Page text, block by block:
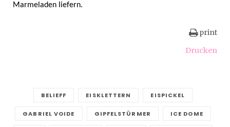
Marmeladen liefern.
print
Drucken
BELIEFF EISKLETTERN EISPICKEL
GABRIEL VOIDE GIPFELSTÜRMER ICE DOME